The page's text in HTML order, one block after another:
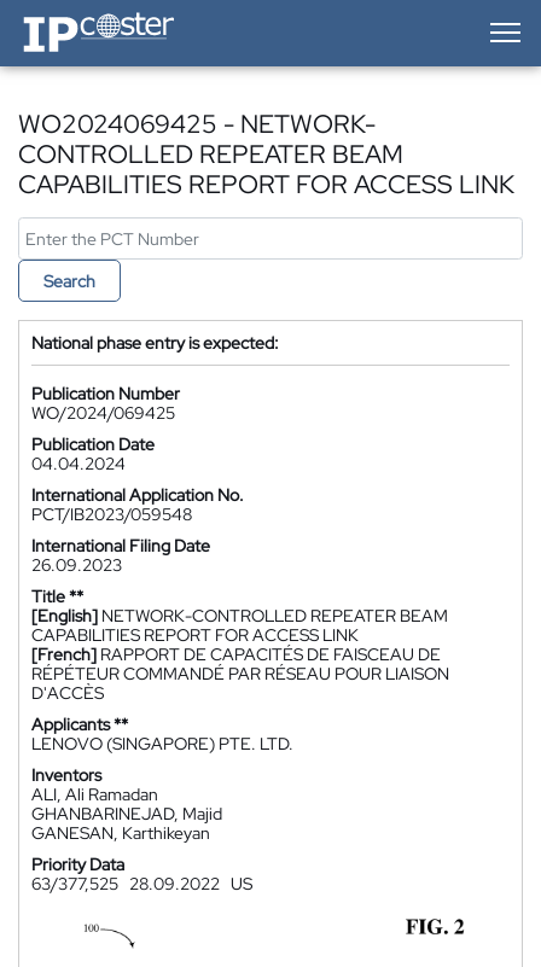
IP-Coster — Home
WO2024069425 - NETWORK-
CONTROLLED REPEATER BEAM
CAPABILITIES REPORT FOR ACCESS LINK
Search
National phase entry is expected:
Publication Number
WO/2024/069425
Publication Date
04.04.2024
International Application No.
PCT/IB2023/059548
International Filing Date
26.09.2023
Title **
[English] NETWORK-CONTROLLED REPEATER BEAM
CAPABILITIES REPORT FOR ACCESS LINK
[French] RAPPORT DE CAPACITÉS DE FAISCEAU DE
RÉPÉTEUR COMMANDÉ PAR RÉSEAU POUR LIAISON
D'ACCÈS
Applicants **
LENOVO (SINGAPORE) PTE. LTD.
Inventors
ALI, Ali Ramadan
GHANBARINEJAD, Majid
GANESAN, Karthikeyan
Priority Data
63/377,525 28.09.2022 US